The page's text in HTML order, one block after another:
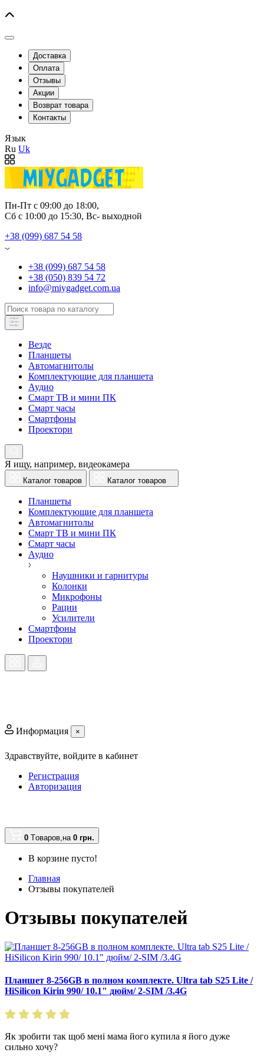
Доставка
Оплата
Отзывы
Акции
Возврат товара
Контакты
Язык
Ru Uk
Пн-Пт с 09:00 до 18:00,
Сб с 10:00 до 15:30, Вс- выходной
+38 (099) 687 54 58
+38 (099) 687 54 58
+38 (050) 839 54 72
info@miygadget.com.ua
Везде
Планшеты
Автомагнитолы
Комплектующие для планшета
Аудио
Смарт ТВ и мини ПК
Смарт часы
Смартфоны
Проектори
Я ищу, например, видеокамера
Каталог товаров Каталог товаров
Планшеты
Комплектующие для планшета
Автомагнитолы
Смарт ТВ и мини ПК
Смарт часы
Аудио
Наушники и гарнитуры
Колонки
Микрофоны
Рации
Усилители
Смартфоны
Проектори
Информация ×
Здравствуйте, войдите в кабинет
Регистрация
Авторизация
0 Tоваров,на 0 грн.
В корзине пусто!
Главная
Отзывы покупателей
Отзывы покупателей
Планшет 8-256GB в полном комплекте. Ultra tab S25 Lite /
HiSilicon Kirin 990/ 10.1" дюйм/ 2-SIМ /3.4G
Як зробити так щоб мені мама його купила я його дуже
сильно хочу?